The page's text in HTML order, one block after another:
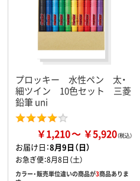
プロッキー 水性ペン 太・
細ツイン 10色セット 三菱
鉛筆 uni
￥1,210 ￥5,920
お届け日：8月9日（日）
お急ぎ便：8月8日（土）
カラー・販売単位違いの商品が3商品ありま